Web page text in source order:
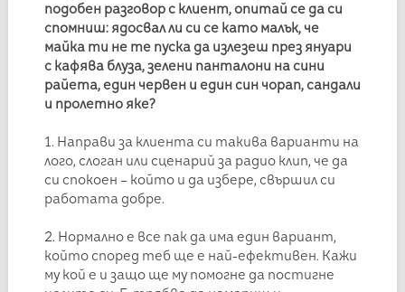
подобен разговор с клиент, опитай се да си
спомниш: ядосвал ли си се като малък, че
майка ти не те пуска да излезеш през януари
с кафява блуза, зелени панталони на сини
райета, един червен и един син чорап, сандали
и пролетно яке?
1. Направи за клиента си такива варианти на
лого, слоган или сценарий за радио клип, че да
си спокоен – който и да избере, свършил си
работата добре.
2. Нормално е все пак да има един вариант,
който според теб ще е най-ефективен. Кажи
му кой е и защо ще му помогне да постигне